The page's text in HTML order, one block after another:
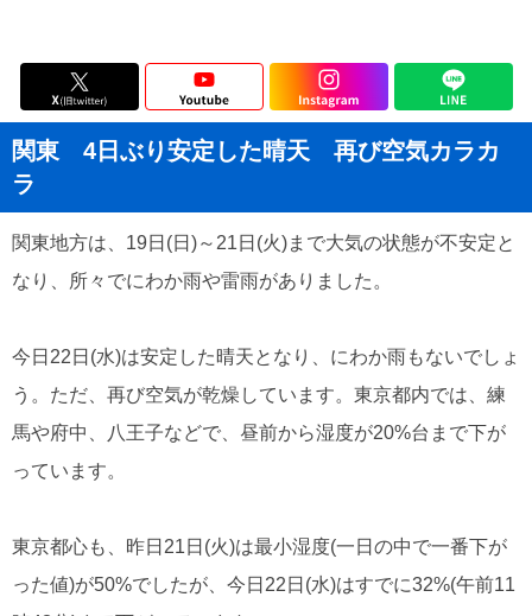
関東 4日ぶり安定した晴天 再び空気カラカ
ラ
関東地方は、19日(日)～21日(火)まで大気の状態が不安定と
なり、所々でにわか雨や雷雨がありました。
今日22日(水)は安定した晴天となり、にわか雨もないでしょ
う。ただ、再び空気が乾燥しています。東京都内では、練
馬や府中、八王子などで、昼前から湿度が20%台まで下が
っています。
東京都心も、昨日21日(火)は最小湿度(一日の中で一番下が
った値)が50%でしたが、今日22日(水)はすでに32%(午前11